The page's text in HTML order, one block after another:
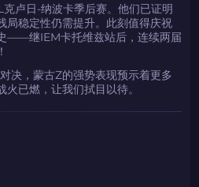
卢日-纳波卡季后赛。他们已证明
局稳定性仍需提升。此刻值得庆祝
——继IEM卡托维兹站后，连续两届
决，蒙古Z的强势表现预示着更多
已燃，让我们拭目以待。